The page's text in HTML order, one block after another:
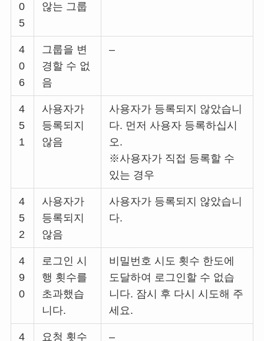
0
5
않는 그룹
4
0
6
그룹을 변
경할 수 없
음
–
4
5
1
사용자가
등록되지
않음
사용자가 등록되지 않았습니
다. 먼저 사용자 등록하십시
오.
※사용자가 직접 등록할 수
있는 경우
4
5
2
사용자가
등록되지
않음
사용자가 등록되지 않았습니
다.
4
9
0
로그인 시
행 횟수를
초과했습
니다.
비밀번호 시도 횟수 한도에
도달하여 로그인할 수 없습
니다. 잠시 후 다시 시도해 주
세요.
4
요청 횟수
–